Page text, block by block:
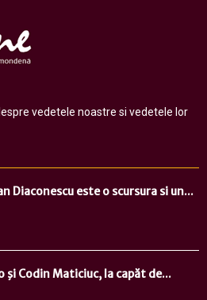
vedetele noastre si vedetele lor
Diaconescu este o scursura si un...
şi Codin Maticiuc, la capăt de...